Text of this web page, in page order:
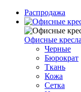
Распродажа
Офисные кресла
Черные
Бюрократ
Ткань
Кожа
Сетка